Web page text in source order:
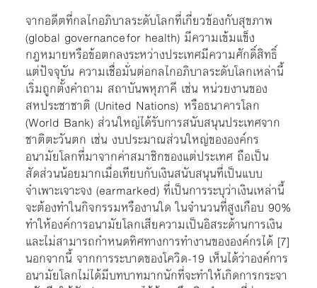
จากอดีตที่กลไกอภิบาลระดับโลกที่เกี่ยวข้องกับสุขภาพ
(global governance for health) มีความเข้มแข็ง
กฎหมายหรือข้อตกลงระหว่างประเทศมีความศักดิ์สิทธิ์
แต่ปัจจุบัน ความเชื่อมั่นต่อกลไกอภิบาลระดับโลกเหล่านี้
เริ่มถูกตั้งคำถาม สถาบันพหุภาคี เช่น หน่วยงานของ
สหประชาชาติ (United Nations) หรือธนาคารโลก
(World Bank) ส่วนใหญ่ได้รับการสนับสนุนประเทศจาก
ชาติตะวันตก เช่น งบประมาณส่วนใหญ่ขององค์กร
อนามัยโลกที่มาจากค่าสมาชิกของแต่ประเทศ ถือเป็น
สัดส่วนน้อยมากเมื่อเทียบกับเงินสนับสนุนที่เป็นแบบ
จำเพาะเจาะจง (earmarked) ที่เป็นการระบุว่าเงินเหล่านี้
จะต้องทำในกิจกรรมหรืองานใด ในจำนวนที่สูงเกือบ 90%
ทำให้องค์การอนามัยโลกเสียความเป็นอิสระด้านการเงิน
และไม่สามารถกำหนดทิศทางการทำงานขององค์กรได้ [7]
นอกจากนี้ จากการระบาดของโควิด-19 เห็นได้ว่าองค์การ
อนามัยโลกไม่ได้มีบทบาทมากนักที่จะทำให้เกิดการกระจา